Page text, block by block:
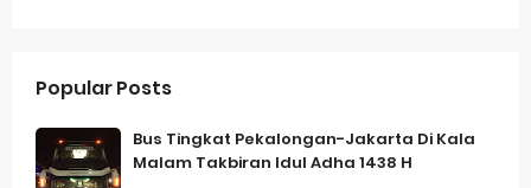
Popular Posts
Bus Tingkat Pekalongan-Jakarta Di Kala
Malam Takbiran Idul Adha 1438 H